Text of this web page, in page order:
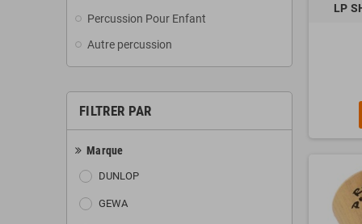
Percussion Pour Enfant
Autre percussion
FILTRER PAR
Marque
DUNLOP
GEWA
LP